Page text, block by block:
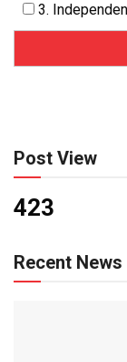
3.
Post View
423
Recent News